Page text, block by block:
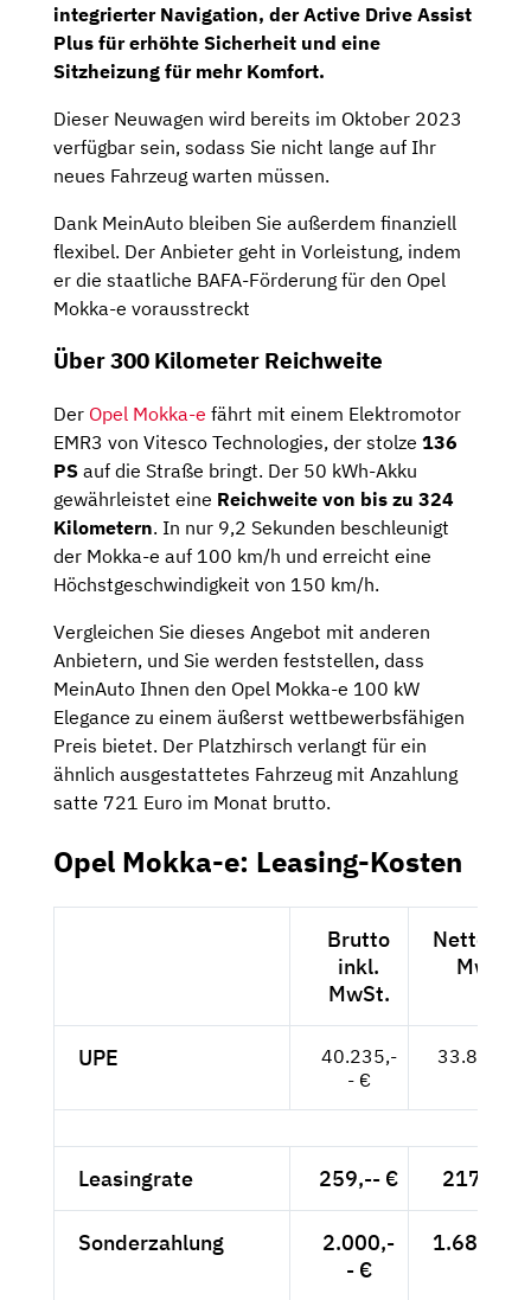
integrierter Navigation, derActive Drive Assist
Plus für erhöhte Sicherheit und eine
Sitzheizung für mehr Komfort.
Dieser Neuwagen wird bereits im Oktober 2023
verfügbar sein, sodass Sie nicht lange auf Ihr
neues Fahrzeug warten müssen.
Dank MeinAuto bleiben Sie außerdem finanziell
flexibel. Der Anbieter geht in Vorleistung, indem
er die staatliche BAFA-Förderung für den Opel
Mokka-e vorausstreckt
Über 300 Kilometer Reichweite
Der Opel Mokka-e fährt mit einem Elektromotor
EMR3 von Vitesco Technologies, der stolze 136
PS auf die Straße bringt. Der 50 kWh-Akku
gewährleistet eine Reichweite von bis zu 324
Kilometern. In nur 9,2 Sekunden beschleunigt
der Mokka-e auf 100 km/h und erreicht eine
Höchstgeschwindigkeit von 150 km/h.
Vergleichen Sie dieses Angebot mit anderen
Anbietern, und Sie werden feststellen, dass
MeinAuto Ihnen den Opel Mokka-e 100 kW
Elegance zu einem äußerst wettbewerbsfähigen
Preis bietet. Der Platzhirsch verlangt für ein
ähnlich ausgestattetes Fahrzeug mit Anzahlung
satte 721 Euro im Monat brutto.
Opel Mokka-e: Leasing-Kosten
Brutto
inkl.
MwSt.
Netto
MwSt.
UPE
40.235,-
- €
33.811,--
Leasingrate 259,-- € 217,65 €
Sonderzahlung
2.000,-
- €
1.680,67